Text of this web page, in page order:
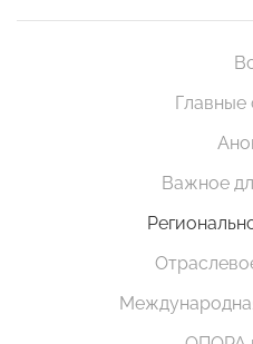
Главные
Важное